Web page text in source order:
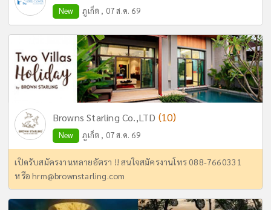
New ภูเก็ต , 07 ส.ค. 69
Browns Starling Co.,LTD (10)
New ภูเก็ต , 07 ส.ค. 69
เปิดรับสมัครงานหลายอัตรา !! สนใจสมัครงานโทร 088-7660331
หรือhrm@brownstarling.com